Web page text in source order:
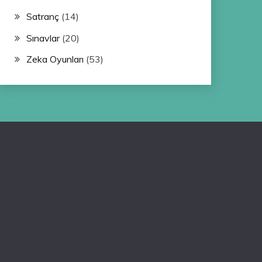
Satranç(14)
Sınavlar(20)
Zeka Oyunları (53)